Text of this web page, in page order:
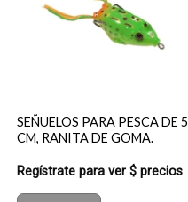
SEÑUELOS PARA PESCA DE 5
CM, RANITA DE GOMA.
Regístrate para ver $ precios